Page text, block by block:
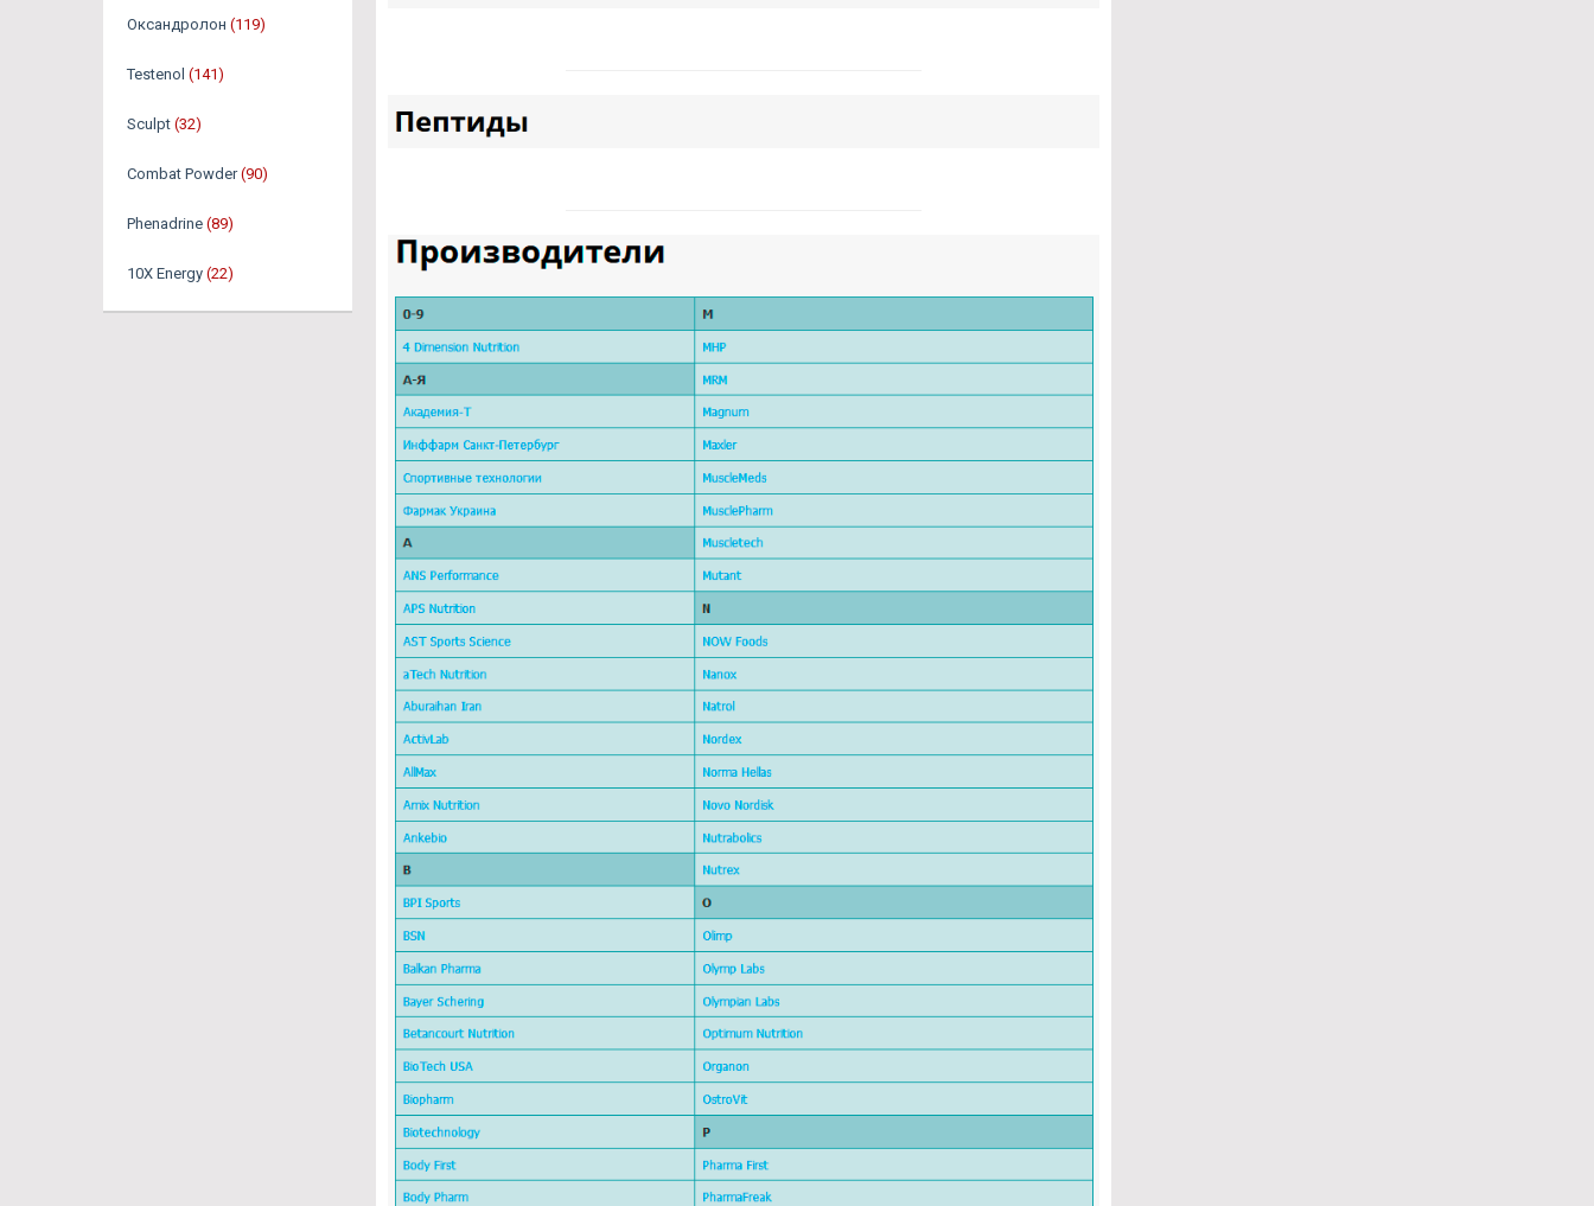
Оксандролон (119)
Testenol (141)
Sculpt (32)
Combat Powder (90)
Phenadrine (89)
10X Energy (22)